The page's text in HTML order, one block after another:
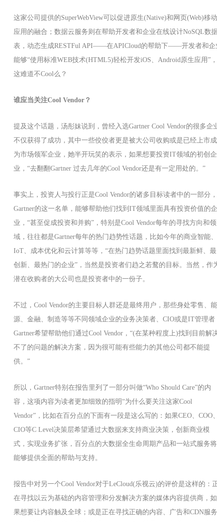
这家公司提供的SuperWebView可以促进原生(Native)和网页(Web)移动
应用的融合；数据云服务则在帮助开发者和企业在线设计NoSQL数
表，动态生成RESTFul API——在APICloud的帮助下——开发者和企
能够“使用标准WEB技术(HTML5)轻松开发iOS、Android原生应用”，
这难道不Cool么？
谁应当关注Cool Vendor？
提及这个话题，汤彤妹说到，曾经入选Gartner Cool Vendor的很多企
不仅获得了成功，其中一些佼佼者更是被大公司收购或是已经上市成
为市场领军企业，她半开玩笑的表示，如果想要投资IT领域的初创企
业，“去翻翻Gartner 过去几年的Cool Vendor还是有一定用处的。”
事实上，投资人与投行正是Cool Vendor的诸多目标读者中的一部分，
Gartner的这一名单，能够帮助他们找到IT领域里面具有投资价值的企
业，“甚至促成投资和并购”，特别是Cool Vendor每年的寻找方向和领
域，往往都是Gartner每年的热门趋势性话题，比如今年的商业智能、
IoT、成本优化和云计算等等，“在热门趋势话题里面找到最新鲜、最
创新、最热门的企业”，当然是投资者们趋之若鹜的目标。当然，作
潜在收购者的大公司也是投资者中的一份子。
不过，Cool Vendor的主要目标人群还是最终用户，那些身处零售、能
源、金融、制造等等不同领域企业的业务决策者、CIO或是IT管理者
Gartner希望帮助他们通过Cool Vendor，“(在某种程度上)找到目前解
不了的问题的解决方案，因为很可能有些能力的其他公司都不能提
供。”
所以，Gartner特别在报告里列了一部分叫做“Who Should Care”的内
容，这项内容为读者更加细致的指明“为什么要关注这家Cool
Vendor”，比如在百分点的下面有一段是这么写的：如果CEO、COO
CIO等C Level决策层希望通过大数据来支持商业决策，创新商业模
式，实现业务扩张，百分点的大数据全生命周期产品和一站式服务将
能够提供全面的帮助与支持。
报告中对另一个Cool Vendor对于LeCloud(乐视云)的评价是这样的：
在寻找以云为基础的内容管理和分发解决方案的媒体内容提供商，如
果想要让内容触及全球；或是正在寻找正确的内容、广告和CDN服务